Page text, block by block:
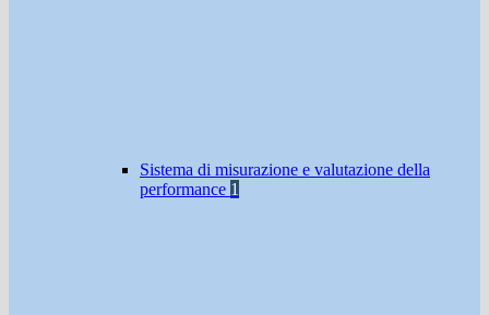
Sistema di misurazione e valutazione della
performance 1